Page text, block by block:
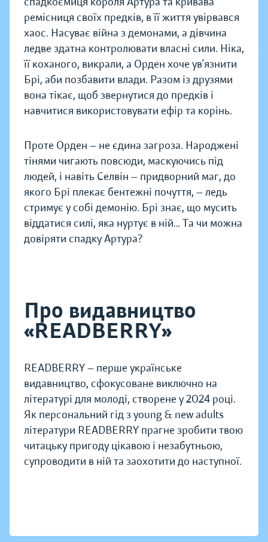
ремісниця своїх предків, в її життя увірвався
хаос. Насуває війна з демонами, а дівчина
ледве здатна контролювати власні сили. Ніка,
її коханого, викрали, а Орден хоче ув’язнити
Брі, аби позбавити влади. Разом із друзями
вона тікає, щоб звернутися до предків і
навчитися використовувати ефір та корінь.
Проте Орден — не єдина загроза. Народжені
тінями чигають повсюди, маскуючись під
людей, і навіть Селвін — придворний маг, до
якого Брі плекає бентежні почуття, — ледь
стримує у собі демонію. Брі знає, що мусить
віддатися силі, яка нуртує в ній… Та чи можна
довіряти спадку Артура?
Про видавництво
«READBERRY»
READBERRY — перше українське
видавництво, сфокусоване виключно на
літературі для молоді, створене у 2024 році.
Як персональний гід з young & new adults
літератури READBERRY прагне зробити твою
читацьку пригоду цікавою і незабутньою,
супроводити в ній та заохотити до наступної.